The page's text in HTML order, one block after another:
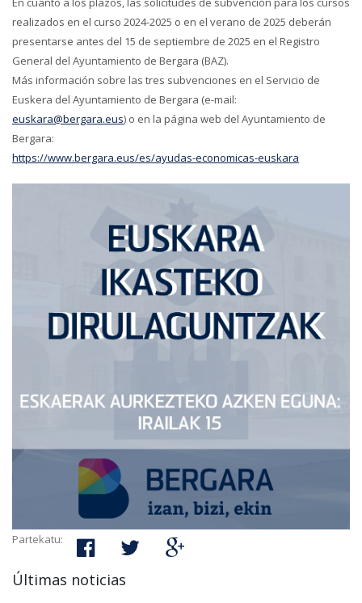
realizados en el curso 2024-2025 o en el verano de 2025 deberán
presentarse antes del 15 de septiembre de 2025 en el Registro
General del Ayuntamiento de Bergara (BAZ).
Más información sobre las tres subvenciones en el Servicio de
Euskera del Ayuntamiento de Bergara (e-mail:
euskara@bergara.eus) o en la página web del Ayuntamiento de
Bergara:
https://www.bergara.eus/es/ayudas-economicas-euskara
Partekatu:
Últimas noticias